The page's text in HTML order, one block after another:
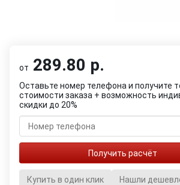
от 289.80 р.
Оставьте номер телефона и получите
стоимости заказа + возможность
скидки до 20%
Купить в один клик Нашли